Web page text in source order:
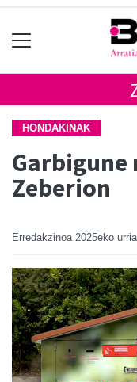
HONDAKINAK
Zeberion
Erredakzinoa 2025eko